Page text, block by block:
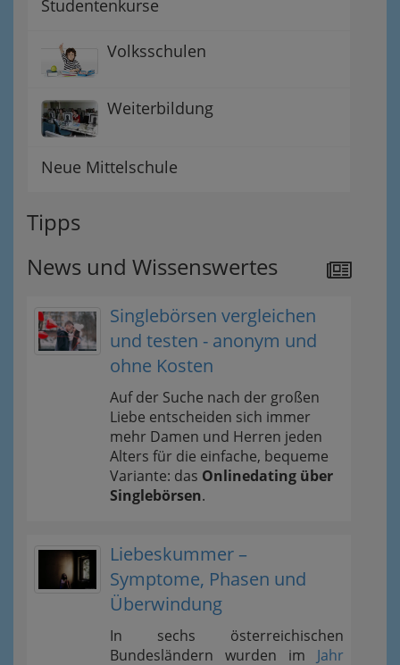
Studentenkurse
Volksschulen
Weiterbildung
Neue Mittelschule
Tipps
News und Wissenswertes
Singlebörsen vergleichen
und testen - anonym und
ohne Kosten
Auf der Suche nach der großen
Liebe entscheiden sich immer
mehr Damen und Herren jeden
Alters für die einfache, bequeme
Variante: das Onlinedating über
Singlebörsen.
Liebeskummer –
Symptome, Phasen und
Überwindung
In sechs österreichischen
Bundesländern wurden im Jahr